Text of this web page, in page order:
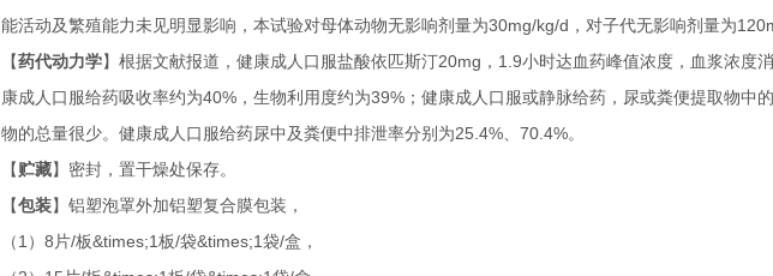
能活动及繁殖能力未见明显影响，本试验对母体动物无影响剂量为30mg/kg/d ，对子代无影响剂量为
【药代动力学】根据文献报道，健康成人口服盐酸依匹斯汀20mg ， 1.9小时达血药峰值浓度，血浆浓度
康成人口服给药吸收率约为40% ，生物利用度约为39% ；健康成人口服或静脉给药，尿或粪便提取物中
物的总量很少。健康成人口服给药尿中及粪便中排泄率分别为25.4% 70.4%。
【贮藏】密封，置干燥处保存。
【包装】铝塑泡罩外加铝塑复合膜包装，
（1 ） 8 片/板&times;1板/袋&times;1袋/盒，